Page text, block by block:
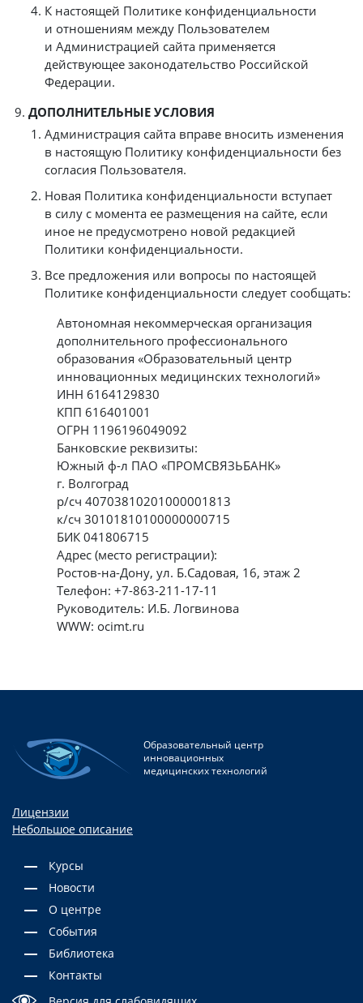
К настоящей Политике конфиденциальности
и отношениям между Пользователем
и Администрацией сайта применяется
действующее законодательство Российской
Федерации.
ДОПОЛНИТЕЛЬНЫЕ УСЛОВИЯ
Администрация сайта вправе вносить изменения
в настоящую Политику конфиденциальности без
согласия Пользователя.
Новая Политика конфиденциальности вступает
в силу с момента ее размещения на сайте, если
иное не предусмотрено новой редакцией
Политики конфиденциальности.
Все предложения или вопросы по настоящей
Политике конфиденциальности следует сообщать:
Автономная некоммерческая организация
дополнительного профессионального
образования «Образовательный центр
инновационных медицинских технологий»
ИНН 6164129830
КПП 616401001
ОГРН 1196196049092
Банковские реквизиты:
Южный ф-л ПАО «ПРОМСВЯЗЬБАНК»
г. Волгоград
р/сч 40703810201000001813
к/сч 30101810100000000715
БИК 041806715
Адрес (место регистрации):
Ростов-на-Дону, ул. Б.Садовая, 16, этаж 2
Телефон: +7-863-211-17-11
Руководитель: И.Б. Логвинова
WWW: ocimt.ru
Образовательный центр
инновационных
медицинских технологий
Лицензии
Небольшое описание
Курсы
Новости
О центре
События
Библиотека
Контакты